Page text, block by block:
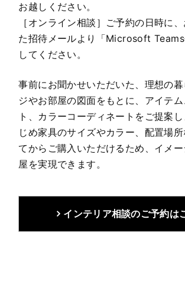
お越しください。
［オンライン相談］ご予約の日時に
た招待メールより「Microsoft Teams
してください。
事前にお聞かせいただいた、理想の
ジやお部屋の図面をもとに、アイテ
ト、カラーコーディネートをご提案
じめ家具のサイズやカラー、配置場
てからご購入いただけるため、イメ
屋を実現できます。
インテリア相談のご予約は